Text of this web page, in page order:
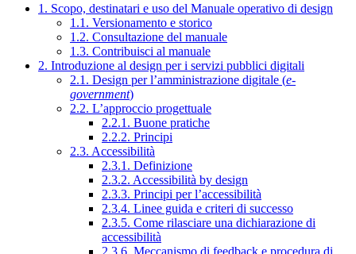
1. Scopo, destinatari e uso del Manuale operativo di design
1.1. Versionamento e storico
1.2. Consultazione del manuale
1.3. Contribuisci al manuale
2. Introduzione al design per i servizi pubblici digitali
2.1. Design per l’amministrazione digitale (e-
government)
2.2. L’approccio progettuale
2.2.1. Buone pratiche
2.2.2. Principi
2.3. Accessibilità
2.3.1. Definizione
2.3.2. Accessibilità by design
2.3.3. Principi per l’accessibilità
2.3.4. Linee guida e criteri di successo
2.3.5. Come rilasciare una dichiarazione di
accessibilità
2.3.6. Meccanismo di feedback e procedura di